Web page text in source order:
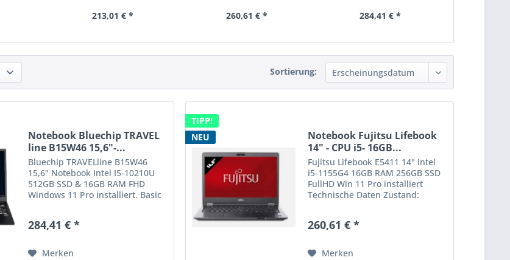
213,01 € * 260,61 € * 284,41 € *
Sortierung:
Notebook Bluechip TRAVEL
line B15W46 15,6"-...
Bluechip TRAVELline B15W46
15,6" Notebook Intel I5-10210U
512GB SSD & 16GB RAM FHD
Windows 11 Pro installiert. Basic
(39,6 cm), Full HD (1920 × 1080
284,41 € *
Merken
TIPP!
NEU
Notebook Fujitsu Lifebook
14" - CPU i5- 16GB...
Fujitsu Lifebook E5411 14" Intel
i5-1155G4 16GB RAM 256GB SSD
FullHD Win 11 Pro installiert
Technische Daten Zustand:
Displayauflösung:1920 x 1080
Prozessor:...
260,61 € *
Merken